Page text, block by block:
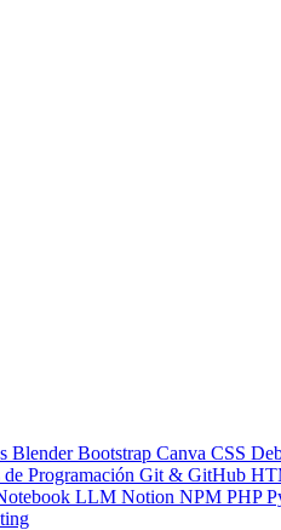
BlenderBootstrap Canva CSS
Programación Git & GitHub
LLM Notion NPM PHP